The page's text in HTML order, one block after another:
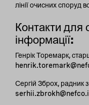
лінії очисних споруд
Контакти для
інформації:
Генрік Торемарк,
Сергій Зброх, радник